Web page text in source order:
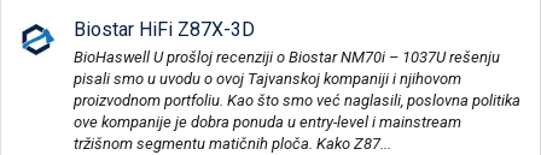
Biostar HiFi Z87X-3D
BioHaswell U prošloj recenziji o Biostar NM70i – 1037U rešenju
pisali smo u uvodu o ovoj Tajvanskoj kompaniji i njihovom
proizvodnom portfoliu. Kao što smo već naglasili, poslovna politika
ove kompanije je dobra ponuda u entry-level i mainstream
tržišnom segmentu matičnih ploča. Kako Z87...